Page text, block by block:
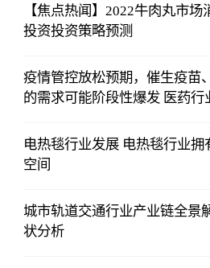
【焦点热闻】2022牛肉丸市
投资投资策略预测
疫情管控放松预期，催生疫苗
的需求可能阶段性爆发 医药行
电热毯行业发展 电热毯行业
空间
城市轨道交通行业产业链全景
状分析